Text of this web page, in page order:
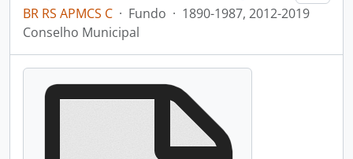
BR RS APMCS C · Fundo · 1890-1987, 2012-2019
Conselho Municipal